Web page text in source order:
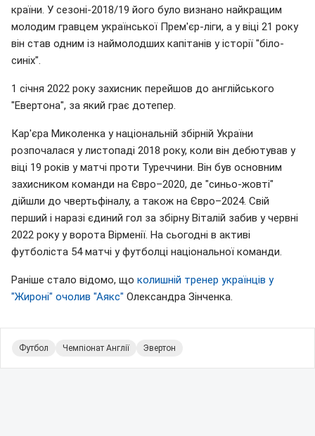
країни. У сезоні-2018/19 його було визнано найкращим
молодим гравцем української Прем'єр-ліги, а у віці 21 року
він став одним із наймолодших капітанів у історії "біло-
синіх".
1 січня 2022 року захисник перейшов до англійського
"Евертона", за який грає дотепер.
Кар'єра Миколенка у національній збірній України
розпочалася у листопаді 2018 року, коли він дебютував у
віці 19 років у матчі проти Туреччини. Він був основним
захисником команди на Євро–2020, де "синьо-жовті"
дійшли до чвертьфіналу, а також на Євро–2024. Свій
перший і наразі єдиний гол за збірну Віталій забив у червні
2022 року у ворота Вірменії. На сьогодні в активі
футболіста 54 матчі у футболці національної команди.
Раніше стало відомо, що колишній тренер українців у
"Жироні" очолив "Аякс" Олександра Зінченка.
Футбол Чемпіонат Англії Эвертон